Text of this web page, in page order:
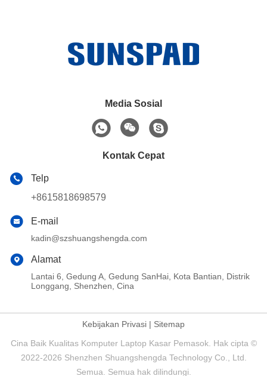
Media Sosial
Kontak Cepat
Telp
+8615818698579
E-mail
kadin@szshuangshengda.com
Alamat
Lantai 6, Gedung A, Gedung SanHai, Kota Bantian, Distrik
Longgang, Shenzhen, Cina
Kebijakan Privasi | Sitemap
Cina Baik Kualitas Komputer Laptop Kasar Pemasok. Hak cipta ©
2022-2026 Shenzhen Shuangshengda Technology Co., Ltd.
Semua. Semua hak dilindungi.